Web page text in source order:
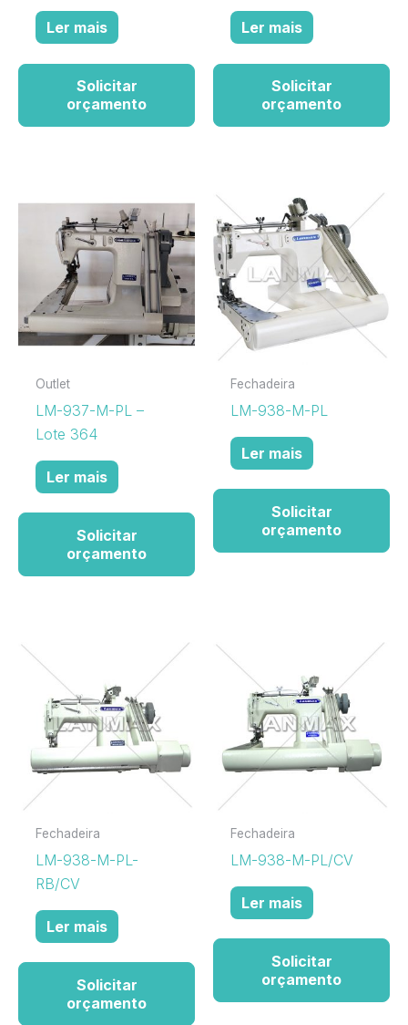
Ler mais
Solicitar
orçamento
Ler mais
Solicitar
orçamento
Outlet
LM-937-M-PL –
Lote 364
Ler mais
Solicitar
orçamento
Fechadeira
LM-938-M-PL
Ler mais
Solicitar
orçamento
Fechadeira
LM-938-M-PL-
RB/CV
Ler mais
Solicitar
orçamento
Fechadeira
LM-938-M-PL/CV
Ler mais
Solicitar
orçamento